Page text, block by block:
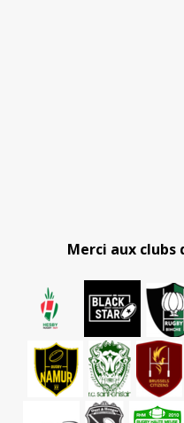
Merci aux